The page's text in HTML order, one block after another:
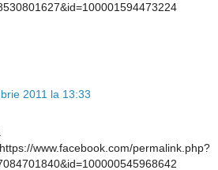
2011 la 13:33
www.facebook.com/permalink.php?